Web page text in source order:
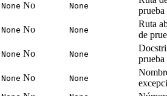
No None
prueba
No None
Ruta
de
No None
prueba
No None